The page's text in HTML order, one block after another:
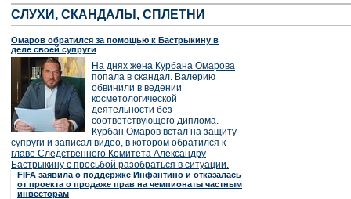
СЛУХИ, СКАНДАЛЫ, СПЛЕТНИ
Омаров обратился за помощью к Бастрыкину в
деле своей супруги
На днях жена Курбана Омарова
попала в скандал. Валерию
обвинили в ведении
косметологической
деятельности без
соответствующего диплома.
Курбан Омаров встал на защиту
супруги и записал видео, в котором обратился к
главе Следственного Комитета Александру
Бастрыкину с просьбой разобраться в ситуации.
FIFA заявила о поддержке Инфантино и отказалась
от проекта о продаже прав на чемпионаты частным
инвесторам